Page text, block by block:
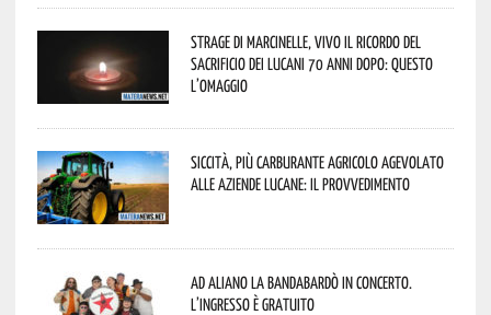
Strage di Marcinelle, vivo il ricordo del
sacrificio dei lucani 70 anni dopo: questo
l’omaggio
Siccità, più carburante agricolo agevolato
alle aziende lucane: il provvedimento
Ad Aliano la Bandabardò in concerto.
L’ingresso è gratuito